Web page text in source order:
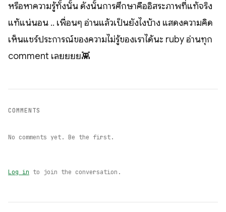
หรือหาความรู้ทั้งนั้น ดังนั้นการศึกษาคืออิสระภาพที่แท้จริง
แท้แน่นอน .. เพื่อนๆ อ่านแล้วเป็นยังไงบ้าง แสดงความคิด
เห็นแชร์ประการณ์ของความไม่รู้ของเราได้นะ ruby อ่านทุก
comment เลยยยย👾
COMMENTS
No comments yet. Be the first.
Log in to join the conversation.